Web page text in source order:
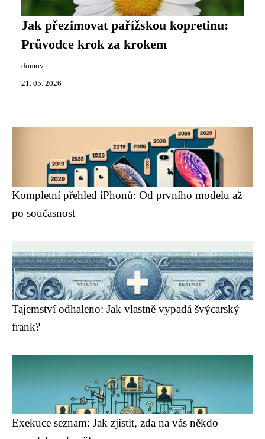
Jak přezimovat pařížskou kopretinu:
Průvodce krok za krokem
domov
21. 05. 2026
Kompletní přehled iPhonů: Od prvního modelu až
po současnost
Tajemství odhaleno: Jak vlastně vypadá švýcarský
frank?
Exekuce seznam: Jak zjistit, zda na vás někdo